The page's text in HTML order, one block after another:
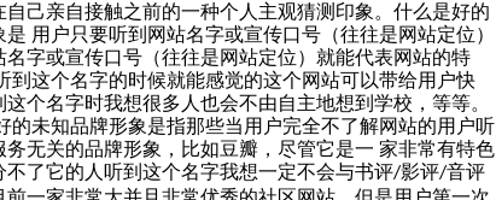
己亲自接触之前的一种个人主观猜测印象。什么是好的
用户只要听到网站名字或宣传口号（往往是网站定位）
字或宣传口号（往往是网站定位）就能代表网站的特
到这个名字的时候就能感觉的这个网站可以带给用户快
个名字时我想很多人也会不由自主地想到学校，等等。
的未知品牌形象是指那些当用户完全不了解网站的用户听
无关的品牌形象，比如豆瓣，尽管它是一 家非常有特色
了它的人听到这个名字我想一定不会与书评/影评/音评